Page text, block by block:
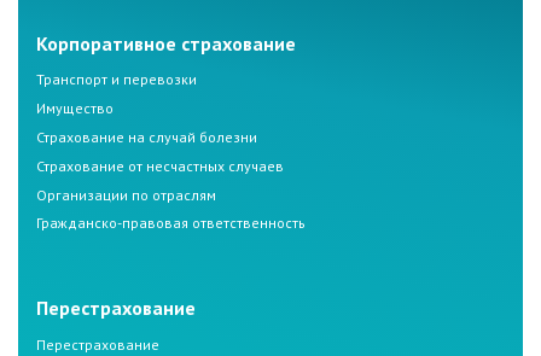
Корпоративное страхование
Транспорт и перевозки
Имущество
Страхование на случай болезни
Страхование от несчастных случаев
Организации по отраслям
Гражданско-правовая ответственность
Перестрахование
Перестрахование